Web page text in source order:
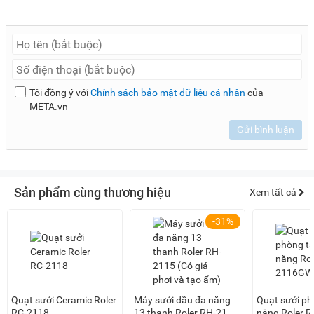
Tôi đồng ý vớiChính sách bảo mật dữ liệu cá nhân của
META.vn
Gửi bình luận
Sản phẩm cùng thương hiệu Xem tất cả
Quạt sưởi Ceramic Roler
-31%
Máy sưởi dầu đa năng
Quạt sưởi